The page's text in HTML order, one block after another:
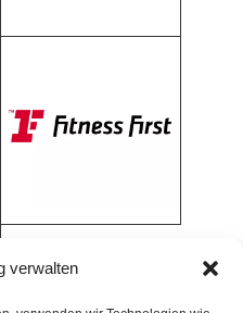
verwalten